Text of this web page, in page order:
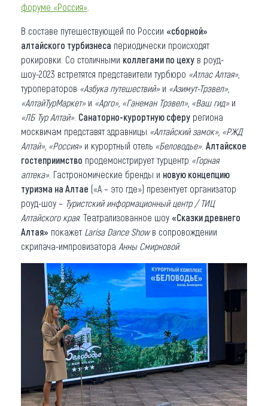
форуме «Россия»
В составе путешествующей по России «сборной»
алтайского турбизнеса периодически происходят
рокировки. Со столичными коллегами по цеху в роуд-
шоу-2023 встретятся представители турбюро «Атлас Алтая»,
туроператоров «Азбука путешествий»и «Азимут-Трэвел»,
«АлтайТурМаркет»и «Арго», «Ганеман Трэвел», «Ваш гид»и
«ЛБ Тур Алтай». Санаторно-курортную сферу региона
москвичам представят здравницы «Алтайский замок», «РЖД
Алтай», «Россия»и курортный отель «Беловодье». Алтайское
гостеприимство продемонстрирует турцентр «Горная
аптека». Гастрономические бренды и новую концепцию
туризма на Алтае («А – это где») презентует организатор
роуд-шоу – Туристский информационный центр / ТИЦ
Алтайского края. Театрализованное шоу «Сказки древнего
Алтая» покажет Larisa Dance Showв сопровождении
скрипача-импровизатора Анны Смирновой.